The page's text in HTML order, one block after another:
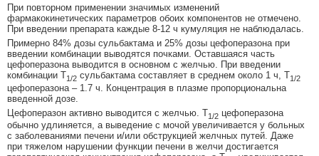
При повторном применении значимых изменений
фармакокинетических параметров обоих компонентов не отмечено.
При введении препарата каждые 8-12 ч кумуляция не наблюдалась.
Примерно 84% дозы сульбактама и 25% дозы цефоперазона при
введении комбинации выводятся почками. Оставшаяся часть
цефоперазона выводится в основном с желчью. При введении
комбинации T1/2 сульбактама составляет в среднем около 1 ч, T1/2
цефоперазона – 1.7 ч. Концентрация в плазме пропорциональна
введенной дозе.
Цефоперазон активно выводится с желчью. T1/2 цефоперазона
обычно удлиняется, а выведение с мочой увеличивается у больных
с заболеваниями печени и/или обструкцией желчных путей. Даже
при тяжелом нарушении функции печени в желчи достигается